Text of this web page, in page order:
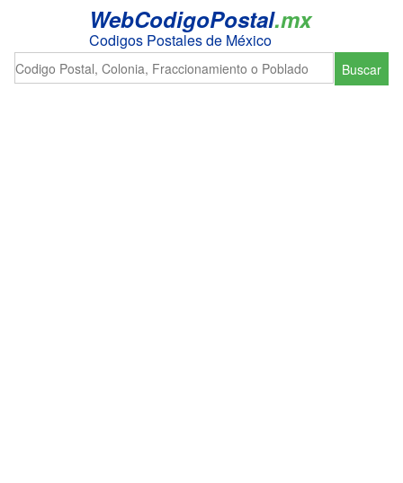
WebCodigoPostal.mx
Codigos Postales de México
Buscar